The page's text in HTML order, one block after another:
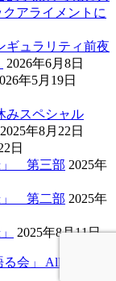
アライメントに
ュラリティ前夜
2026年6月8日
年5月19日
みスペシャル
2025年8月22日
日
」 第三部 2025年
」 第二部 2025年
2025年8月11日
会」 All Rights